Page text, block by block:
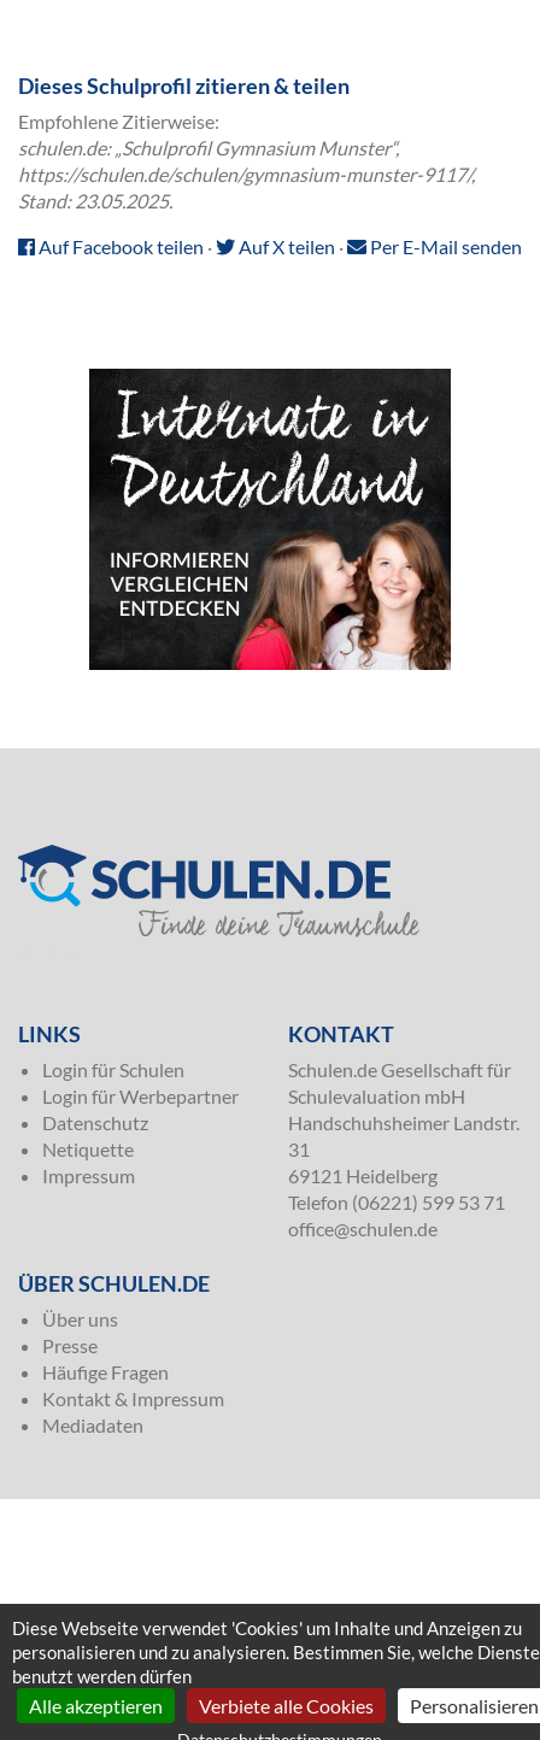
Dieses Schulprofil zitieren & teilen
Empfohlene Zitierweise:
schulen.de: „Schulprofil Gymnasium Munster“,
https://schulen.de/schulen/gymnasium-munster-9117/,
Stand: 23.05.2025.
Auf Facebook teilen · Auf X teilen · Per E-Mail senden
LINKS
Login für Schulen
Login für Werbepartner
Datenschutz
Netiquette
Impressum
KONTAKT
Schulen.de Gesellschaft für
Schulevaluation mbH
Handschuhsheimer Landstr.
31
69121 Heidelberg
Telefon (06221) 599 53 71
office@schulen.de
ÜBER SCHULEN.DE
Über uns
Presse
Häufige Fragen
Kontakt & Impressum
Mediadaten
Diese Webseite verwendet 'Cookies' um Inhalte und Anzeigen zu
personalisieren und zu analysieren. Bestimmen Sie, welche Dienste
benutzt werden dürfen
Alle akzeptieren Verbiete alle Cookies Personalisieren